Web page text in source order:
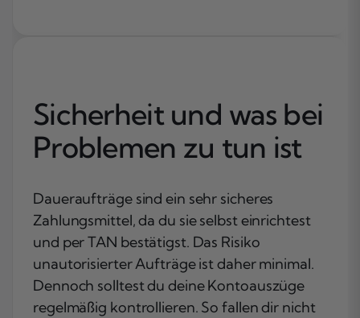
Sicherheit und was bei
Problemen zu tun ist
Daueraufträge sind ein sehr sicheres
Zahlungsmittel, da du sie selbst einrichtest
und per TAN bestätigst. Das Risiko
unautorisierter Aufträge ist daher minimal.
Dennoch solltest du deine Kontoauszüge
regelmäßig kontrollieren. So fallen dir nicht